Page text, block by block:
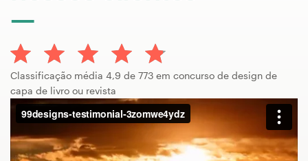
Classificação média 4,9 de 773 em concurso de design de
capa de livro ou revista
99designs Pro
Serviços
de
design
Concursos de designs